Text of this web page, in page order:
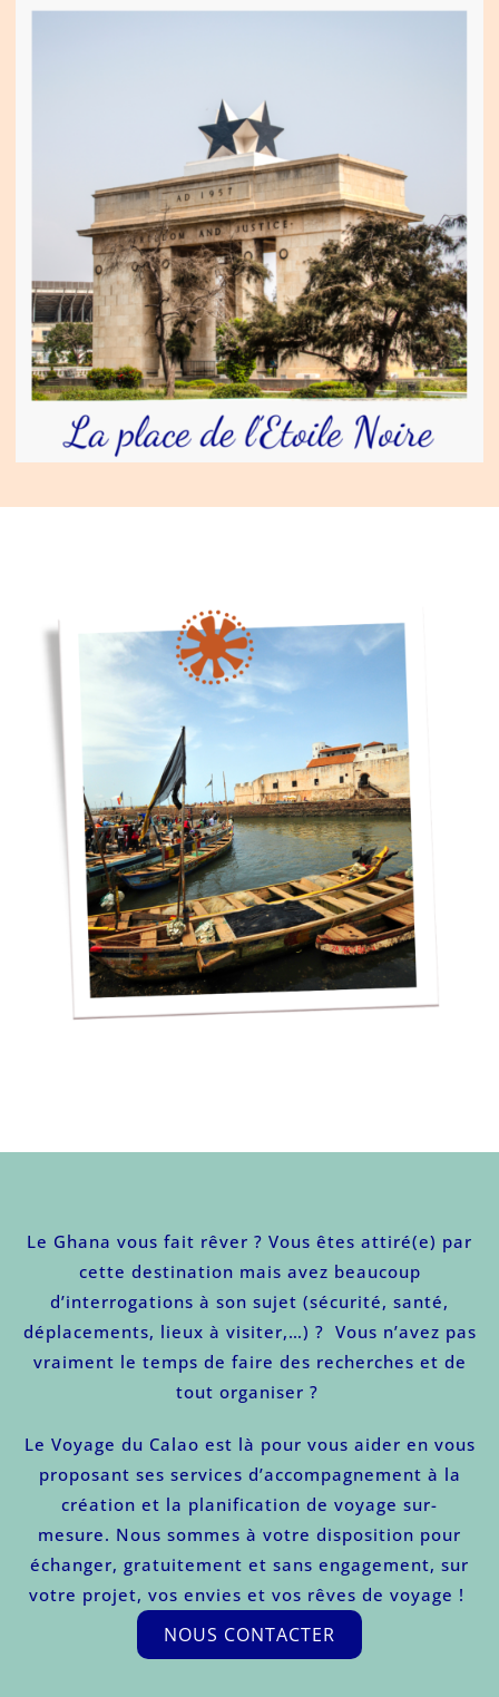
Le Ghana vous fait rêver ? Vous êtes attiré(e) par
cette destination mais avez beaucoup
d’interrogations à son sujet (sécurité, santé,
déplacements, lieux à visiter,…) ? Vous n’avez pas
vraiment le temps de faire des recherches et de
tout organiser ?
Le Voyage du Calao est là pour vous aider en vous
proposant ses services d’accompagnement à la
création et la planification de voyage sur-
mesure. Nous sommes à votre disposition pour
échanger, gratuitement et sans engagement, sur
votre projet, vos envies et vos rêves de voyage !
NOUS CONTACTER